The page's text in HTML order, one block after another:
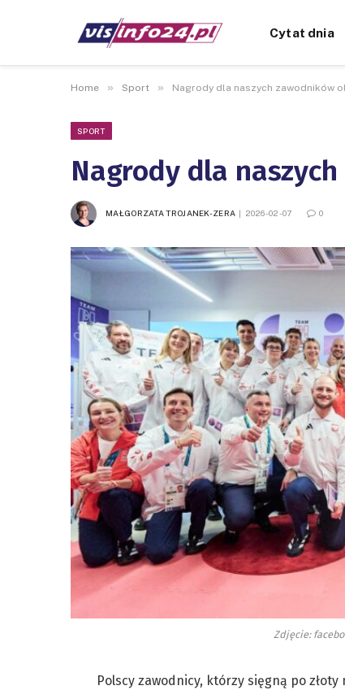
Cytat dnia
Home » Sport » Nagrody dla naszych zawodników
SPORT
Nagrody dla
MAŁGORZATA TROJANEK-ZERA 2026-02-07 0
Zdjęcie:
Polscy zawodnicy, którzy sięgną po